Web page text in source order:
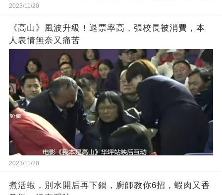
2023/11/20
《高山》風波升級！退票率高，張校長被消費，本
人表情無奈又痛苦
2023/11/20
煮活蝦，別水開后再下鍋，廚師教你6招，蝦肉又香